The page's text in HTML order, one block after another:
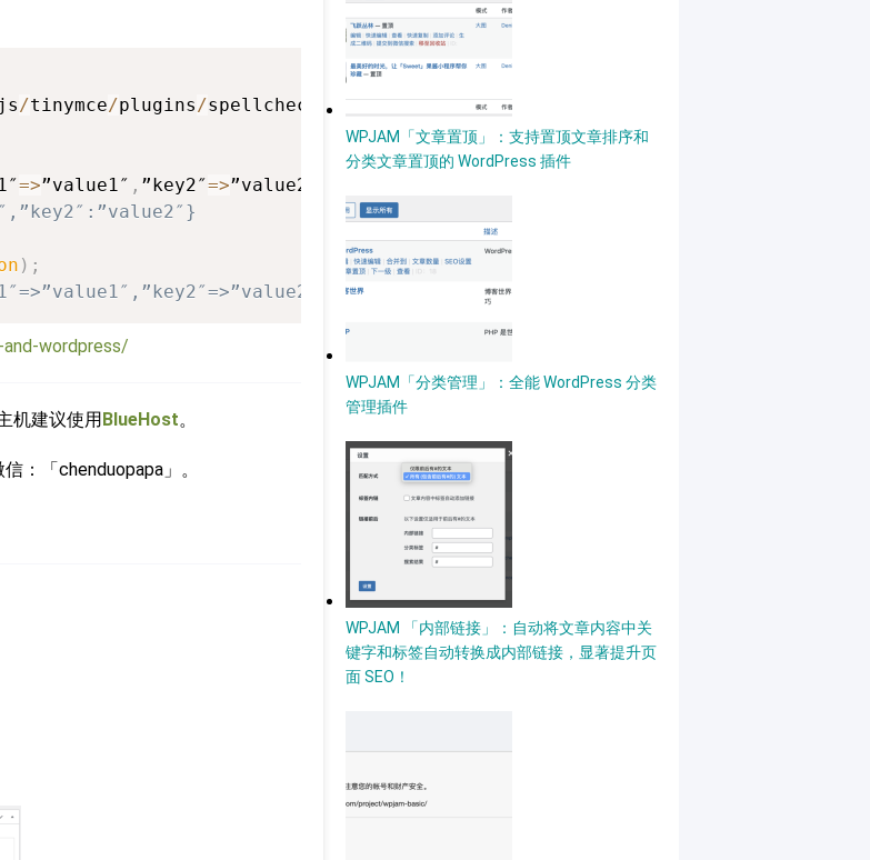
js/tinymce/plugins/spellchecker /classes/utils/JSON
=>”value1″ , ”key2″=>”value2″
) ;
wordpress/
机建议使用BlueHost。
信：「chenduopapa」。
WPJAM「文章置顶」：支持置顶文章排序和
分类文章置顶的 WordPress 插件
WPJAM「分类管理」：全能 WordPress 分类
管理插件
WPJAM 「内部链接」：自动将文章内容中关
键字和标签自动转换成内部链接，显著提升页
面 SEO！